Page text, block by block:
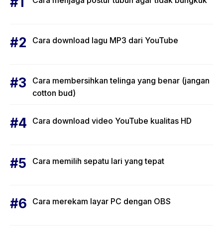
Cara download lagu MP3 dari YouTube
Cara membersihkan telinga yang benar (jangan
cotton bud)
Cara download video YouTube kualitas HD
Cara memilih sepatu lari yang tepat
Cara merekam layar PC dengan OBS